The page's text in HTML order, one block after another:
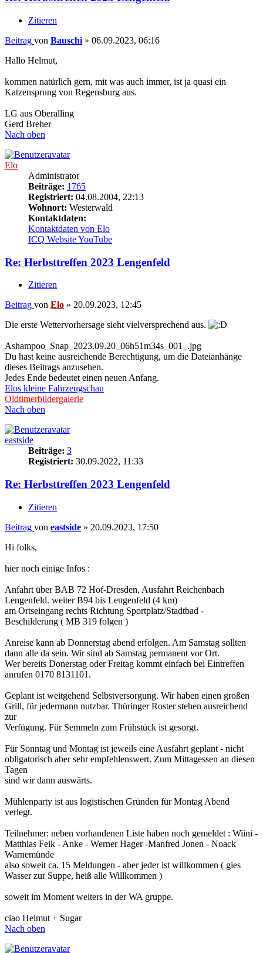
Zitieren
Beitrag von Bauschi » 06.09.2023, 06:16
Hallo Helmut,
kommen natürlich gern, mit was auch immer, ist ja quasi ein
Katzensprung von Regensburg aus.
LG aus Oberalling
Gerd Breher
Nach oben
Elo
Administrator
Beiträge: 1765
Registriert: 04.08.2004, 22:13
Wohnort: Westerwald
Kontaktdaten:
Kontaktdaten von Elo
ICQ WebsiteYouTube
Re: Herbsttreffen 2023 Lengenfeld
Zitieren
Beitrag von Elo » 20.09.2023, 12:45
Die erste Wettervorhersage sieht vielversprechend aus.
Ashampoo_Snap_2023.09.20_06h51m34s_001_.jpg
Du hast keine ausreichende Berechtigung, um die Dateianhänge
dieses Beitrags anzusehen.
Jedes Ende bedeutet einen neuen Anfang.
Elos kleine Fahrzeugschau
Oldtimerbildergalerie
Nach oben
eastside
Beiträge: 3
Registriert: 30.09.2022, 11:33
Re: Herbsttreffen 2023 Lengenfeld
Zitieren
Beitrag von eastside » 20.09.2023, 17:50
Hi folks,
hier noch einige Infos :
Anfahrt über BAB 72 Hof-Dresden, Ausfahrt Reichenbach
Lengenfeld. weiter B94 bis Lengenfeld (4 km)
am Ortseingang rechts Richtung Sportplatz/Stadtbad -
Beschilderung ( MB 319 folgen )
Anreise kann ab Donnerstag abend erfolgen. Am Samstag sollten
dann alle da sein. Wir sind ab Samstag permanent vor Ort.
Wer bereits Donerstag oder Freitag kommt einfach bei Eintreffen
anrufen 0170 8131101.
Geplant ist weitgehend Selbstversorgung. Wir haben einen großen
Grill, für jedermann nutzbar. Thüringer Roster stehen ausreichend
zur
Verfügung. Für Semmeln zum Frühstück ist gesorgt.
Für Sonntag und Montag ist jeweils eine Ausfahrt geplant - nicht
obligatorisch aber sehr empfehlenswert. Zum Mittagessen an diesen
Tagen
sind wir dann auswärts.
Mühlenparty ist aus logistischen Gründen für Montag Abend
verlegt.
Teilnehmer: neben vorhandenen Liste haben noch gemeldet : Wiini -
Matthias Feik - Anke - Werner Hager -Manfred Jonen - Noack
Warnemünde
also soweit ca. 15 Meldungen - aber jeder ist willkommen ( gies
Wasser zur Suppe, heiß alle Willkommen )
soweit im Moment weiters in der WA gruppe.
ciao Helmut + Sugar
Nach oben